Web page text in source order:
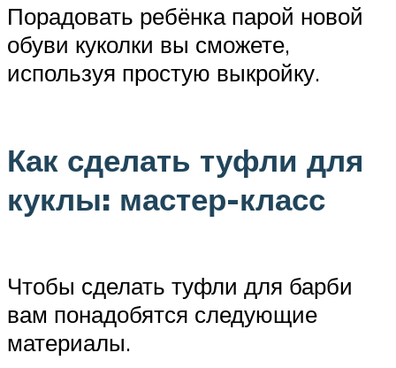
Порадовать ребёнка парой новой
обуви куколки вы сможете,
используя простую выкройку.
Как сделать туфли для
куклы: мастер-класс
Чтобы сделать туфли для барби
вам понадобятся следующие
материалы.